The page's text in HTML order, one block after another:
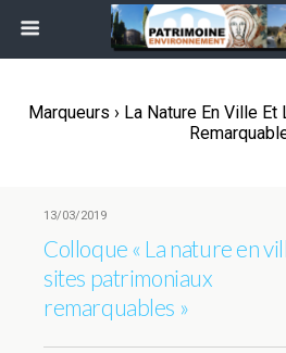
Marqueurs › La Nature En Ville
13/03/2019
Colloque « La nature en
sites patrimoniaux
remarquables »